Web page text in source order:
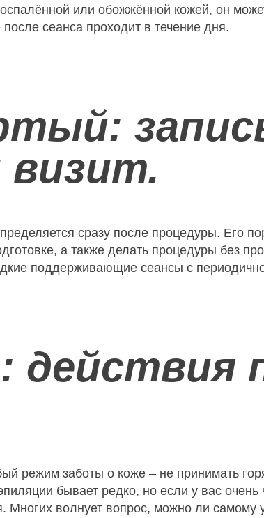
или обожжённой кожей, он
сеанса проходит в течение дня.
сразу после процедуры. Его
а также делать процедуры без
поддерживающие сеансы с
режим заботы о коже – не принимать
бывает редко, но если у вас
Многих волнует вопрос, можно ли